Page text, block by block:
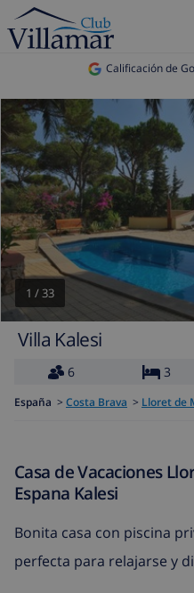
Calificación de
1 /33
Villa Kalesi
6
3
España > Costa Brava > Lloret de
Casa de Vacaciones
Espana Kalesi
Bonita casa con piscina
perfecta para relajarse y